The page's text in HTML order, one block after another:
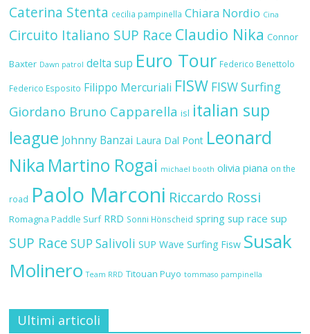
Caterina Stenta cecilia pampinella Chiara Nordio Cina
Circuito Italiano SUP Race Claudio Nika Connor
Baxter Dawn patrol delta sup Euro Tour Federico Benettolo
Federico Esposito Filippo Mercuriali FISW FISW Surfing
Giordano Bruno Capparella isl italian sup
league Johnny Banzai Laura Dal Pont Leonard
Nika Martino Rogai michael booth olivia piana on the
road Paolo Marconi Riccardo Rossi
Romagna Paddle Surf RRD Sonni Hönscheid spring sup race sup
SUP Race SUP Salivoli SUP Wave Surfing Fisw Susak
Molinero Team RRD Titouan Puyo tommaso pampinella
Ultimi articoli